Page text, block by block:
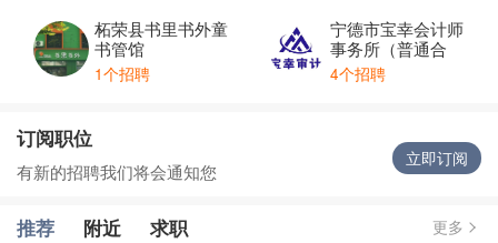
新职位综合助理 发布成功
宁德快易点服务有限公司
强势入驻
宁德市宝幸会计师事务所（普通合伙）
柘荣县书里书外童
书管馆
1个招聘
宁德市宝幸会计师
事务所（普通合
伙）
4个招聘
订阅职位
有新的招聘我们将会通知您
立即订阅
推荐 附近 求职 更多